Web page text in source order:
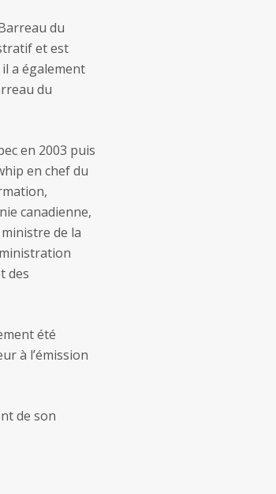
du
et est
a également
du
en 2003 puis
en chef du
canadienne,
de la
des
été
à l’émission
de son